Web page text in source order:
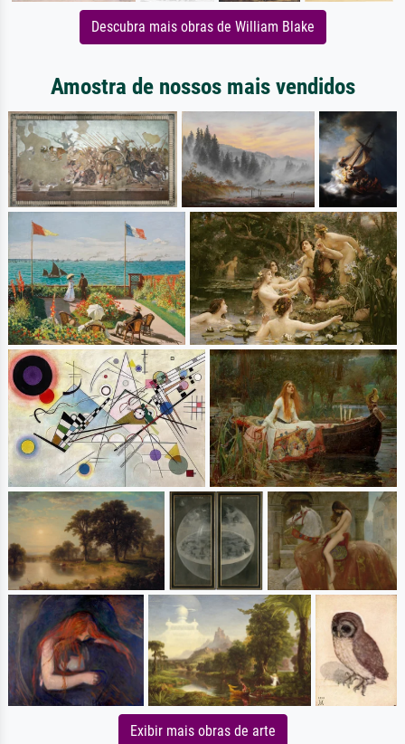
Descubra mais obras de William Blake
Amostra de nossos mais vendidos
Exibir mais obras de arte